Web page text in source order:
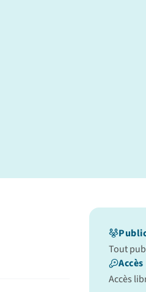
Tout
Accès
Accès